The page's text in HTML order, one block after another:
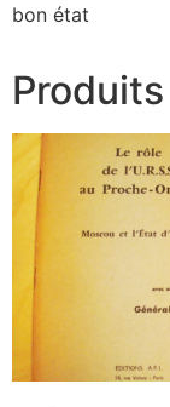
bon état